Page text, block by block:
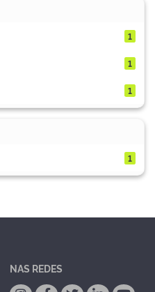
1
1
1
1
NAS REDES